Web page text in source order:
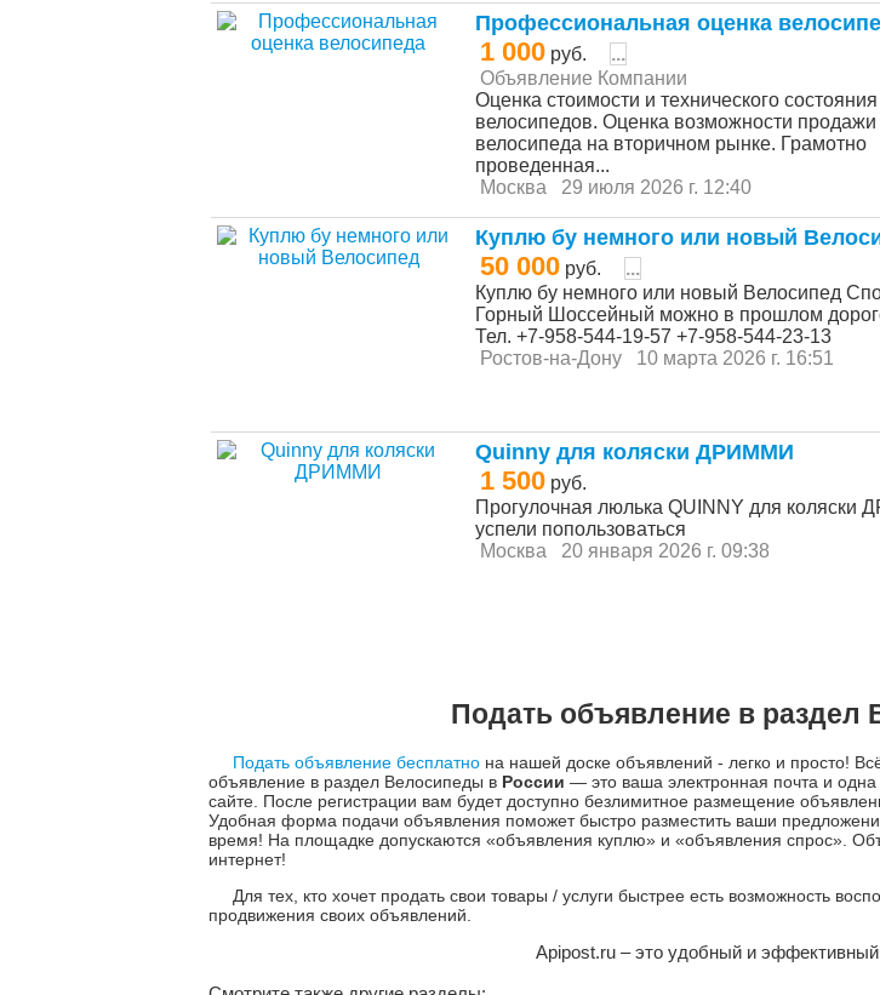
Профессиональная оценка
1 000 руб.
...
Объявление Компании
Оценка стоимости и технического состояния
велосипедов. Оценка возможности продажи
велосипеда на вторичном рынке. Грамотно
проведенная...
Москва
29 июля 2026 г. 12:40
Куплю бу немного или новый
50 000 руб.
...
Куплю бу немного или новый Велосипед
Горный Шоссейный можно в прошлом
Тел. +7-958-544-19-57 +7-958-544-23-13
Ростов-на-Дону
10 марта 2026 г. 16:51
Quinny для коляски ДРИММИ
1 500 руб.
Прогулочная люлька QUINNY для
успели попользоваться
Москва
20 января 2026 г. 09:38
Подать объявление в раздел
Подать объявление бесплатно на нашей доске объявлений - легко и просто!
объявление в раздел Велосипеды в России — это ваша электронная почта и
сайте. После регистрации вам будет доступно безлимитное размещение
Удобная форма подачи объявления поможет быстро разместить ваши
время! На площадке допускаются «объявления куплю» и «объявления спрос».
интернет!
Для тех, кто хочет продать свои товары / услуги быстрее есть возможность
продвижения своих объявлений.
Apipost.ru – это удобный и